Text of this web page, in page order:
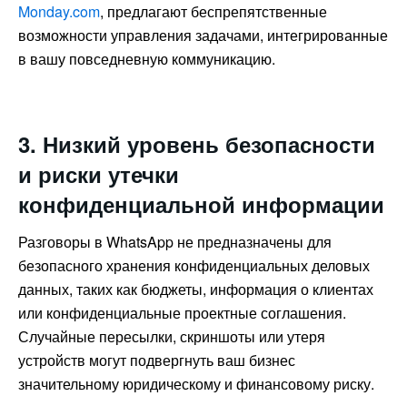
Monday.com, предлагают беспрепятственные
возможности управления задачами, интегрированные
в вашу повседневную коммуникацию.
3. Низкий уровень безопасности
и риски утечки
конфиденциальной информации
Разговоры в WhatsApp не предназначены для
безопасного хранения конфиденциальных деловых
данных, таких как бюджеты, информация о клиентах
или конфиденциальные проектные соглашения.
Случайные пересылки, скриншоты или утеря
устройств могут подвергнуть ваш бизнес
значительному юридическому и финансовому риску.